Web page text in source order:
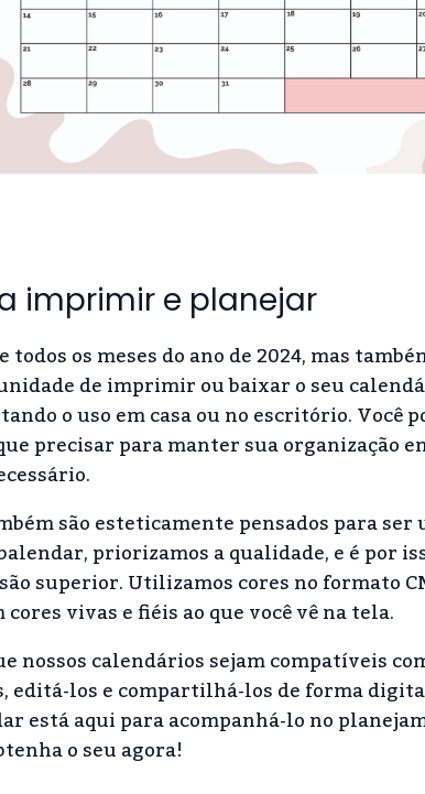
imprimir e planejar
os meses do ano de 2024, mas
de imprimir ou baixar o seu
o uso em casa ou no escritório. Você
precisar para manter sua organização
são esteticamente pensados para ser
priorizamos a qualidade, e é por
superior. Utilizamos cores no formato
vivas e fiéis ao que você vê na tela.
nossos calendários sejam compatíveis
editá-los e compartilhá-los de forma
está aqui para acompanhá-lo no
o seu agora!